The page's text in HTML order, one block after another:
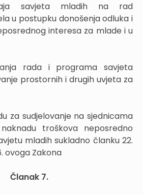
savjeta mladih na rad
u postupku donošenja odluka i
interesa za mlade i u
rada i programa savjeta
prostornih i drugih uvjeta za
za sudjelovanje na sjednicama
troškova neposredno
mladih sukladno članku 22.
ovoga Zakona
Članak 7.